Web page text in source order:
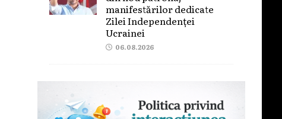
manifestărilor dedicate
Zilei Independenței
Ucrainei
06.08.2026